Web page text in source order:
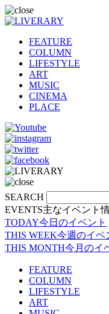
FEATURE
COLUMN
LIFESTYLE
ART
MUSIC
CINEMA
PLACE
SEARCH
EVENTS主なイベント
TODAY今日のイベント
THIS WEEK今週のイベ
THIS MONTH今月のイ
FEATURE
COLUMN
LIFESTYLE
ART